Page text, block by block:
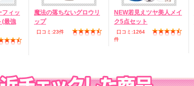
フィッ
(最強
魔法の落ちないグロウリ
ップ
口コミ:23件
NEW若見えツヤ美人メイ
ク5点セット
口コミ:1264
件